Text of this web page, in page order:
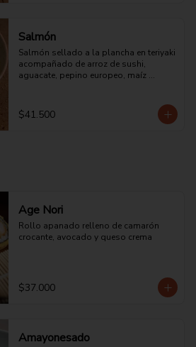
Salmón
Salmón sellado a la plancha en teriyaki
acompañado de arroz de sushi,
aguacate, pepino europeo, maíz
$41.500
Age Nori
Rollo apanado relleno de camarón
crocante, avocado y queso crema
$37.000
Amayonesado